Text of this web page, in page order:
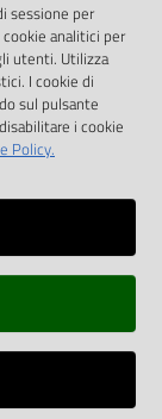
sessione per
analitici per
utenti. Utilizza
I cookie di
sul pulsante
i cookie
Policy.